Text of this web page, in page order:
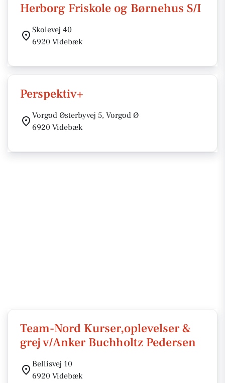
Herborg Friskole og Børnehus S/I
Skolevej 40
6920 Videbæk
Perspektiv+
Vorgod Østerbyvej 5, Vorgod Ø
6920 Videbæk
Team-Nord Kurser,oplevelser &
grej v/Anker Buchholtz Pedersen
Bellisvej 10
6920 Videbæk